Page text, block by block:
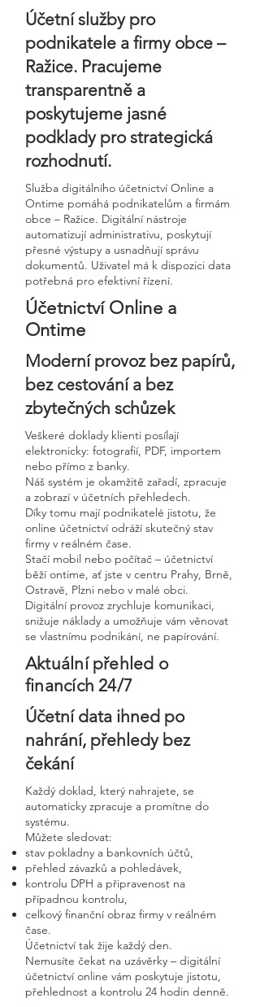
Účetní služby pro
podnikatele a firmy obce –
Ražice. Pracujeme
transparentně a
poskytujeme jasné
podklady pro strategická
rozhodnutí.
Služba digitálního účetnictví Online a
Ontime pomáhá podnikatelům a firmám
obce – Ražice. Digitální nástroje
automatizují administrativu, poskytují
přesné výstupy a usnadňují správu
dokumentů. Uživatel má k dispozici data
potřebná pro efektivní řízení.
Účetnictví Online a
Ontime
Moderní provoz bez papírů,
bez cestování a bez
zbytečných schůzek
Veškeré doklady klienti posílají
elektronicky: fotografií, PDF, importem
nebo přímo z banky.
Náš systém je okamžitě zařadí, zpracuje
a zobrazí v účetních přehledech.
Díky tomu mají podnikatelé jistotu, že
online účetnictví odráží skutečný stav
firmy v reálném čase.
Stačí mobil nebo počítač – účetnictví
běží ontime, ať jste v centru Prahy, Brně,
Ostravě, Plzni nebo v malé obci.
Digitální provoz zrychluje komunikaci,
snižuje náklady a umožňuje vám věnovat
se vlastnímu podnikání, ne papírování.
Aktuální přehled o
financích 24/7
Účetní data ihned po
nahrání, přehledy bez
čekání
Každý doklad, který nahrajete, se
automaticky zpracuje a promítne do
systému.
Můžete sledovat:
stav pokladny a bankovních účtů,
přehled závazků a pohledávek,
kontrolu DPH a připravenost na
případnou kontrolu,
celkový finanční obraz firmy v reálném
čase.
Účetnictví tak žije každý den.
Nemusíte čekat na uzávěrky – digitální
účetnictví online vám poskytuje jistotu,
přehlednost a kontrolu 24 hodin denně.